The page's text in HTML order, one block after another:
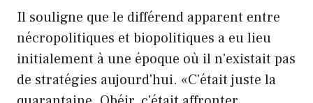
Il souligne que le différend apparent entre
nécropolitiques et biopolitiques a eu lieu
initialement à une époque où il n'existait pas
de stratégies aujourd'hui. «C'était juste la